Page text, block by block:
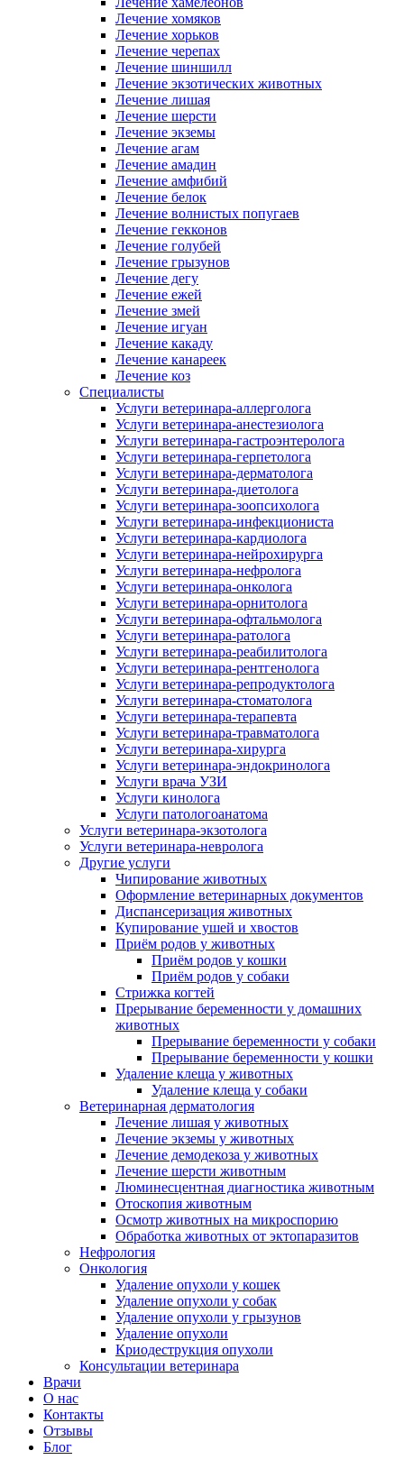
Лечение хомяков
Лечение хорьков
Лечение черепах
Лечение шиншилл
Лечение экзотических животных
Лечение лишая
Лечение шерсти
Лечение экземы
Лечение агам
Лечение амадин
Лечение амфибий
Лечение белок
Лечение волнистых попугаев
Лечение гекконов
Лечение голубей
Лечение грызунов
Лечение дегу
Лечение ежей
Лечение змей
Лечение игуан
Лечение какаду
Лечение канареек
Лечение коз
Специалисты
Услуги ветеринара-аллерголога
Услуги ветеринара-анестезиолога
Услуги ветеринара-гастроэнтеролога
Услуги ветеринара-герпетолога
Услуги ветеринара-дерматолога
Услуги ветеринара-диетолога
Услуги ветеринара-зоопсихолога
Услуги ветеринара-инфекциониста
Услуги ветеринара-кардиолога
Услуги ветеринара-нейрохирурга
Услуги ветеринара-нефролога
Услуги ветеринара-онколога
Услуги ветеринара-орнитолога
Услуги ветеринара-офтальмолога
Услуги ветеринара-ратолога
Услуги ветеринара-реабилитолога
Услуги ветеринара-рентгенолога
Услуги ветеринара-репродуктолога
Услуги ветеринара-стоматолога
Услуги ветеринара-терапевта
Услуги ветеринара-травматолога
Услуги ветеринара-хирурга
Услуги ветеринара-эндокринолога
Услуги врача УЗИ
Услуги кинолога
Услуги патологоанатома
Услуги ветеринара-экзотолога
Услуги ветеринара-невролога
Другие услуги
Чипирование животных
Оформление ветеринарных документов
Диспансеризация животных
Купирование ушей и хвостов
Приём родов у животных
Приём родов у кошки
Приём родов у собаки
Стрижка когтей
Прерывание беременности у домашних
животных
Прерывание беременности у собаки
Прерывание беременности у кошки
Удаление клеща у животных
Удаление клеща у собаки
Ветеринарная дерматология
Лечение лишая у животных
Лечение экземы у животных
Лечение демодекоза у животных
Лечение шерсти животным
Люминесцентная диагностика животным
Отоскопия животным
Осмотр животных на микроспорию
Обработка животных от эктопаразитов
Нефрология
Онкология
Удаление опухоли у кошек
Удаление опухоли у собак
Удаление опухоли у грызунов
Удаление опухоли
Криодеструкция опухоли
Консультации ветеринара
Врачи
О нас
Контакты
Отзывы
Блог